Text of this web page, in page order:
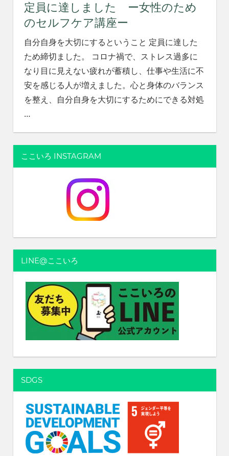
世
代
に
引
き
ぐ
豊
か
ち
へ
定員に達しました ー女性のため
のセルフケア講座ー
自分自身を大切にするということ 定員に達した
ため締切ました。 コロナ禍で、ストレス過多に
なり目に見えない疲れが蓄積し、仕事や生活に不
安を感じる人が増えました。心と身体のバランス
を整え、自分自身を大切にするためにできる対処
…
ここいろ INSTAGRAM
LINE@ここいろ
SDGS